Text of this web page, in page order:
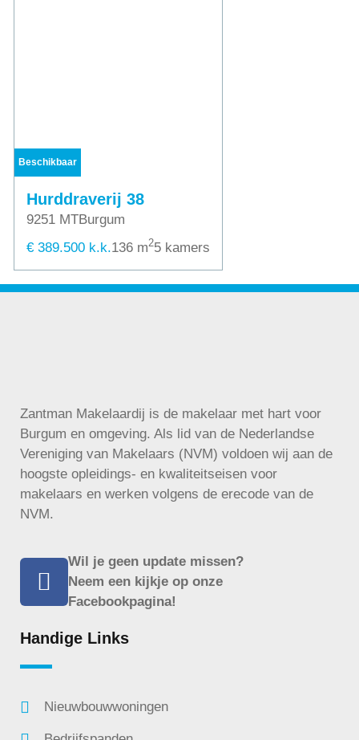
Beschikbaar
Hurddraverij 38
9251 MTBurgum
€ 389.500 k.k.136 m25 kamers
Zantman Makelaardij is de makelaar met hart voor
Burgum en omgeving. Als lid van de Nederlandse
Vereniging van Makelaars (NVM) voldoen wij aan de
hoogste opleidings- en kwaliteitseisen voor
makelaars en werken volgens de erecode van de
NVM.
Wil je geen update missen?
Neem een kijkje op onze
Facebookpagina!
Handige Links
Nieuwbouwwoningen